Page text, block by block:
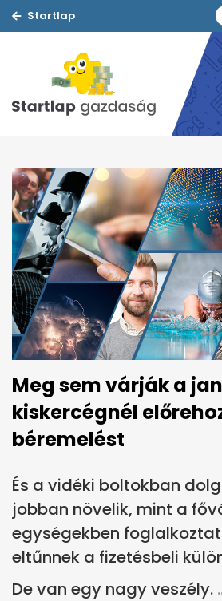
Startlap
Meg sem várják a
kiskercégnél
béremelést
És a vidéki boltokban
jobban növelik, mint a
egységekben
eltűnnek a fizetésbeli
De van egy nagy veszély.